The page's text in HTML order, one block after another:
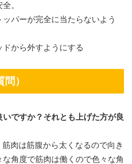
。
ッパーが完全に当たらないよう
ドから外すようにする
）
ですか？それとも上げた方が良
肉は筋腹から太くなるので向き
角度で筋肉は働くので色々な角